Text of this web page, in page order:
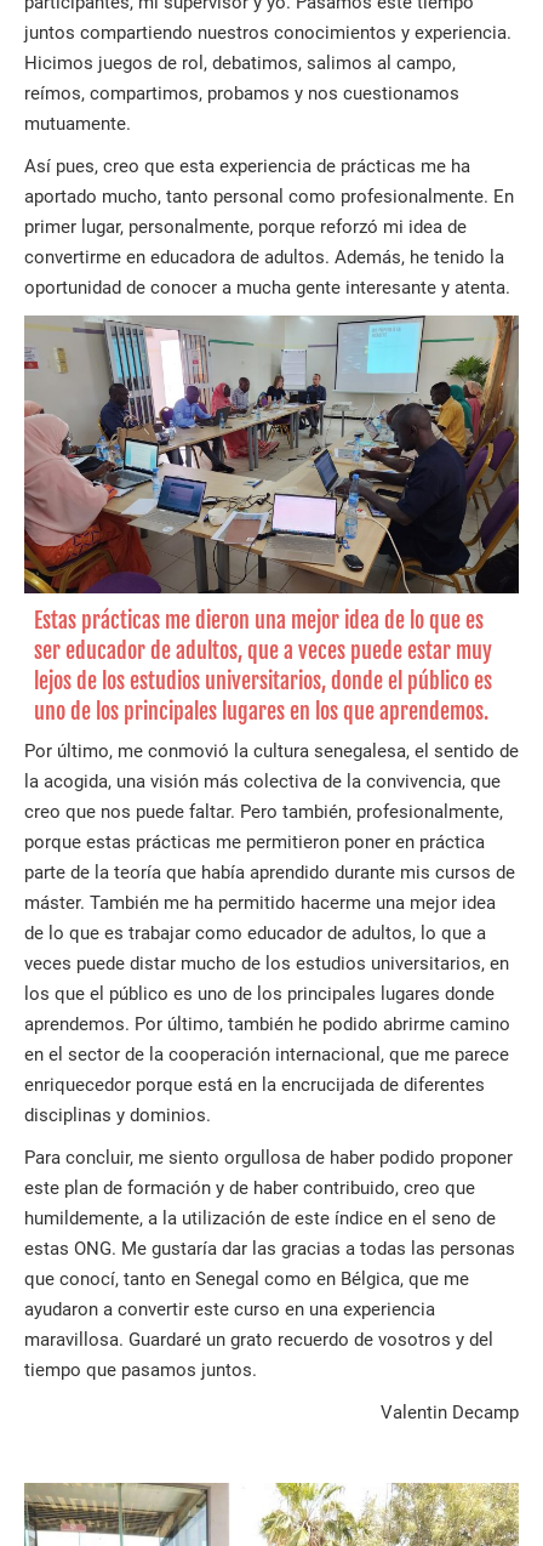
juntos compartiendo nuestros conocimientos y experiencia.
Hicimos juegos de rol, debatimos, salimos al campo,
reímos, compartimos, probamos y nos cuestionamos
mutuamente.
Así pues, creo que esta experiencia de prácticas me ha
aportado mucho, tanto personal como profesionalmente. En
primer lugar, personalmente, porque reforzó mi idea de
convertirme en educadora de adultos. Además, he tenido la
oportunidad de conocer a mucha gente interesante y atenta.
Estas prácticas me dieron una mejor idea de lo que es
ser educador de adultos, que a veces puede estar muy
lejos de los estudios universitarios, donde el público es
uno de los principales lugares en los que aprendemos.
Por último, me conmovió la cultura senegalesa, el sentido de
la acogida, una visión más colectiva de la convivencia, que
creo que nos puede faltar. Pero también, profesionalmente,
porque estas prácticas me permitieron poner en práctica
parte de la teoría que había aprendido durante mis cursos de
máster. También me ha permitido hacerme una mejor idea
de lo que es trabajar como educador de adultos, lo que a
veces puede distar mucho de los estudios universitarios, en
los que el público es uno de los principales lugares donde
aprendemos. Por último, también he podido abrirme camino
en el sector de la cooperación internacional, que me parece
enriquecedor porque está en la encrucijada de diferentes
disciplinas y dominios.
Para concluir, me siento orgullosa de haber podido proponer
este plan de formación y de haber contribuido, creo que
humildemente, a la utilización de este índice en el seno de
estas ONG. Me gustaría dar las gracias a todas las personas
que conocí, tanto en Senegal como en Bélgica, que me
ayudaron a convertir este curso en una experiencia
maravillosa. Guardaré un grato recuerdo de vosotros y del
tiempo que pasamos juntos.
Valentin Decamp